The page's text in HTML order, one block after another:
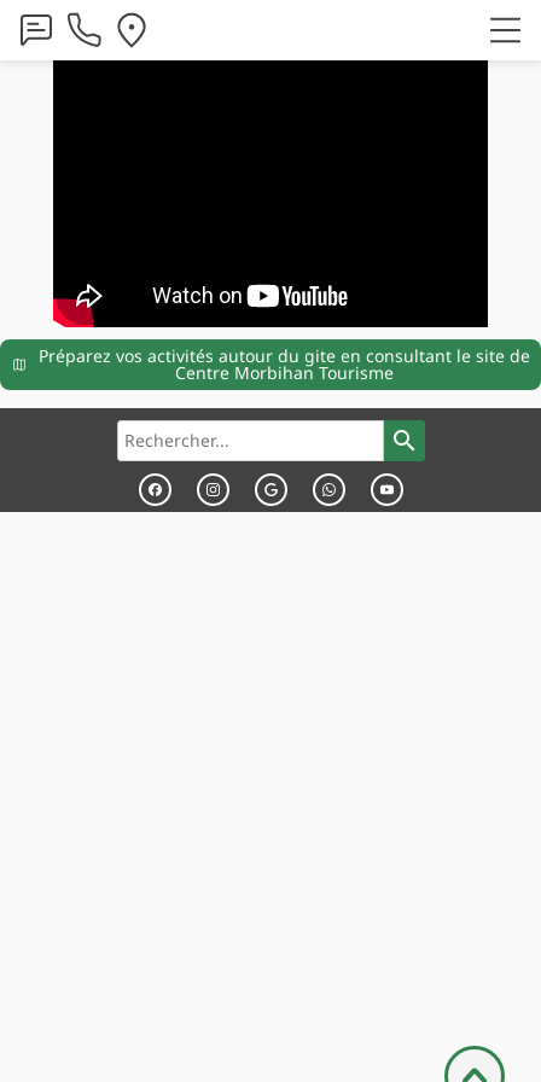
Préparez vos activités autour du gite en consultant le site de
Centre Morbihan Tourisme
search